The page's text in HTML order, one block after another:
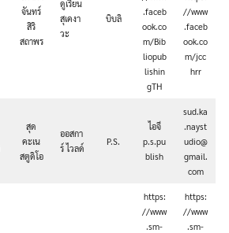
จันทร์
สิริ
สถาพร
ดูเรียน
สุเคงา
วะ
บิบลิ
.faceb
ook.co
m/Bib
liopub
lishin
gTH
//www
.faceb
ook.co
m/jcc
hrr
สุด
คะเน
สตูดิโอ
ออสกา
ร์ ไวลด์
P.S.
ไอจี
p.s.pu
blish
sud.ka
.nayst
udio@
gmail.
com
https:
//www
.sm-
https:
//www
.sm-